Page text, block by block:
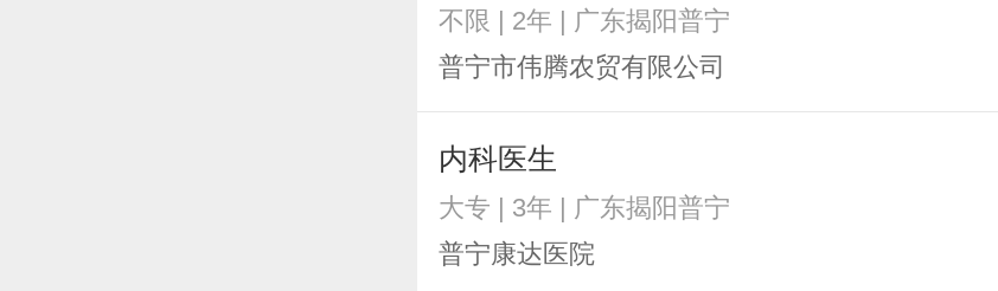
不限 | 2年 | 广东揭阳普宁
普宁市伟腾农贸有限公司
内科医生
大专 | 3年 | 广东揭阳普宁
普宁康达医院